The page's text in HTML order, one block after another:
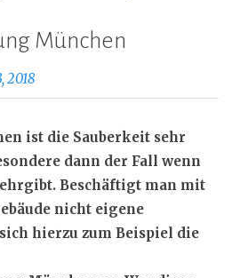
München
2018
ist die Sauberkeit sehr
dann der Fall wenn
Beschäftigt man mit
nicht eigene
hierzu zum Beispiel die